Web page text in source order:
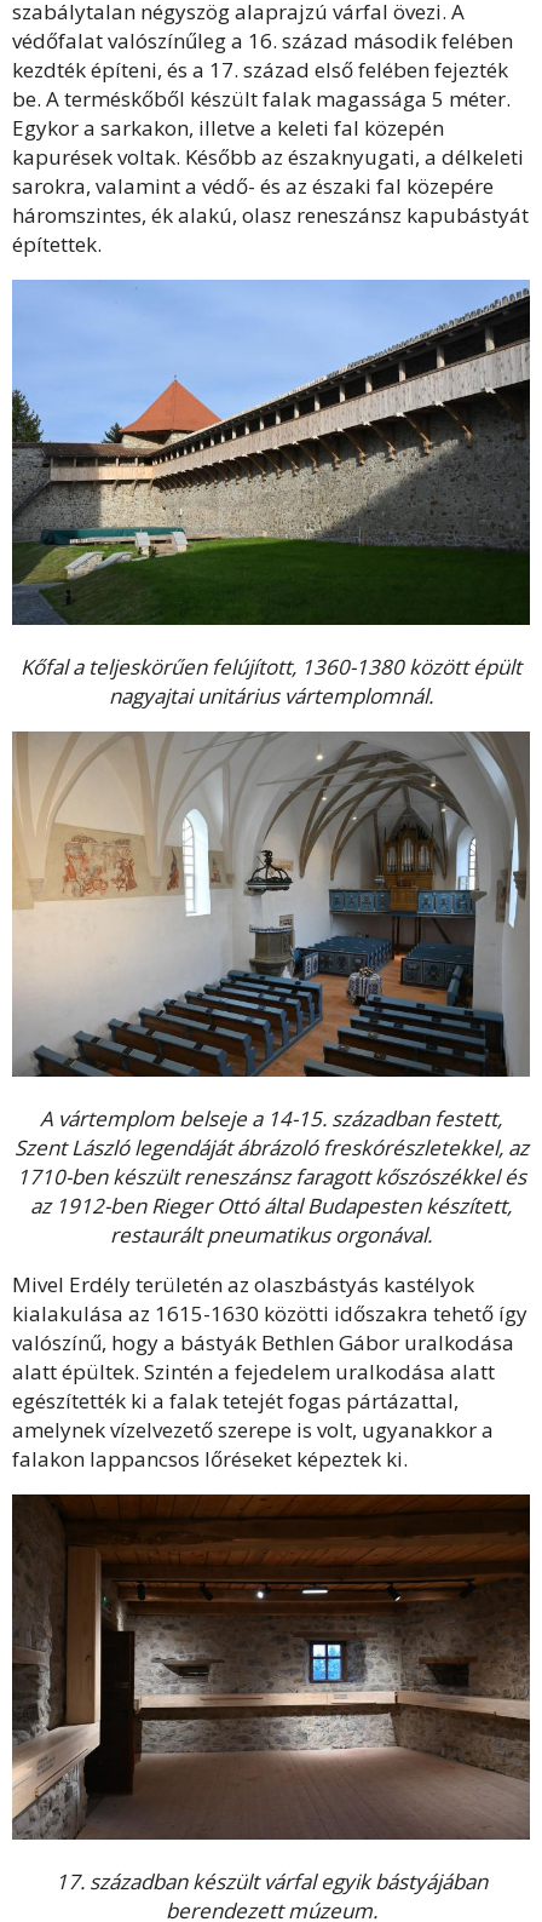
szabálytalan négyszög alaprajzú várfal övezi. A
védőfalat valószínűleg a 16. század második felében
kezdték építeni, és a 17. század első felében fejezték
be. A terméskőből készült falak magassága 5 méter.
Egykor a sarkakon, illetve a keleti fal közepén
kapurések voltak. Később az északnyugati, a délkeleti
sarokra, valamint a védő- és az északi fal közepére
háromszintes, ék alakú, olasz reneszánsz kapubástyát
építettek.
Kőfal a teljeskörűen felújított, 1360-1380 között épült
nagyajtai unitárius vártemplomnál.
A vártemplom belseje a 14-15. században festett,
Szent László legendáját ábrázoló freskórészletekkel, az
1710-ben készült reneszánsz faragott kőszószékkel és
az 1912-ben Rieger Ottó által Budapesten készített,
restaurált pneumatikus orgonával.
Mivel Erdély területén az olaszbástyás kastélyok
kialakulása az 1615-1630 közötti időszakra tehető így
valószínű, hogy a bástyák Bethlen Gábor uralkodása
alatt épültek. Szintén a fejedelem uralkodása alatt
egészítették ki a falak tetejét fogas pártázattal,
amelynek vízelvezető szerepe is volt, ugyanakkor a
falakon lappancsos lőréseket képeztek ki.
17. században készült várfal egyik bástyájában
berendezett múzeum.